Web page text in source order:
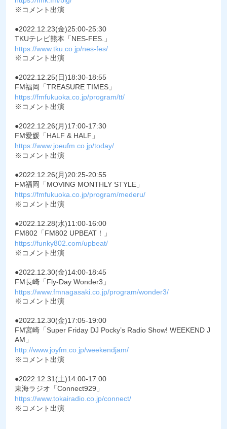
※コメント出演
●2022.12.23(金)25:00-25:30
TKUテレビ熊本「NES-FES.」
https://www.tku.co.jp/nes-fes/
※コメント出演
●2022.12.25(日)18:30-18:55
FM福岡「TREASURE TIMES」
https://fmfukuoka.co.jp/program/tt/
※コメント出演
●2022.12.26(月)17:00-17:30
FM愛媛「HALF & HALF」
https://www.joeufm.co.jp/today/
※コメント出演
●2022.12.26(月)20:25-20:55
FM福岡「MOVING MONTHLY STYLE」
https://fmfukuoka.co.jp/program/mederu/
※コメント出演
●2022.12.28(水)11:00-16:00
FM802「FM802 UPBEAT！」
https://funky802.com/upbeat/
※コメント出演
●2022.12.30(金)14:00-18:45
FM長崎「Fly-Day Wonder3」
https://www.fmnagasaki.co.jp/program/wonder3/
※コメント出演
●2022.12.30(金)17:05-19:00
FM宮崎「Super Friday DJ Pocky’s Radio Show! WEEKEND J
AM」
http://www.joyfm.co.jp/weekendjam/
※コメント出演
●2022.12.31(土)14:00-17:00
東海ラジオ「Connect929」
https://www.tokairadio.co.jp/connect/
※コメント出演